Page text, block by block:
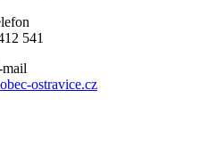
541
ostravice.cz